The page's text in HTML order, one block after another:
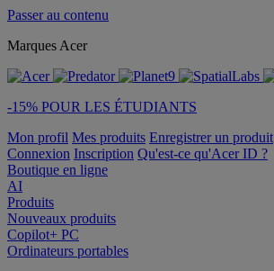
Passer au contenu
Marques Acer
-15% POUR LES ÉTUDIANTS
Mon profil Mes produits Enregistrer un produit
Connexion Inscription Qu'est-ce qu'Acer ID ?
Boutique en ligne
AI
Produits
Nouveaux produits
Copilot+ PC
Ordinateurs portables